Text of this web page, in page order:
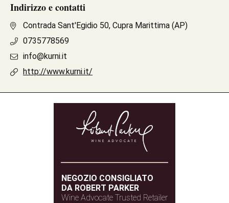
Indirizzo e contatti
Contrada Sant'Egidio 50, Cupra Marittima (AP)
0735778569
info@kurni.it
http://www.kurni.it/
NEGOZIO CONSIGLIATO
DA ROBERT PARKER
Wine Advocate Trusted Retailer